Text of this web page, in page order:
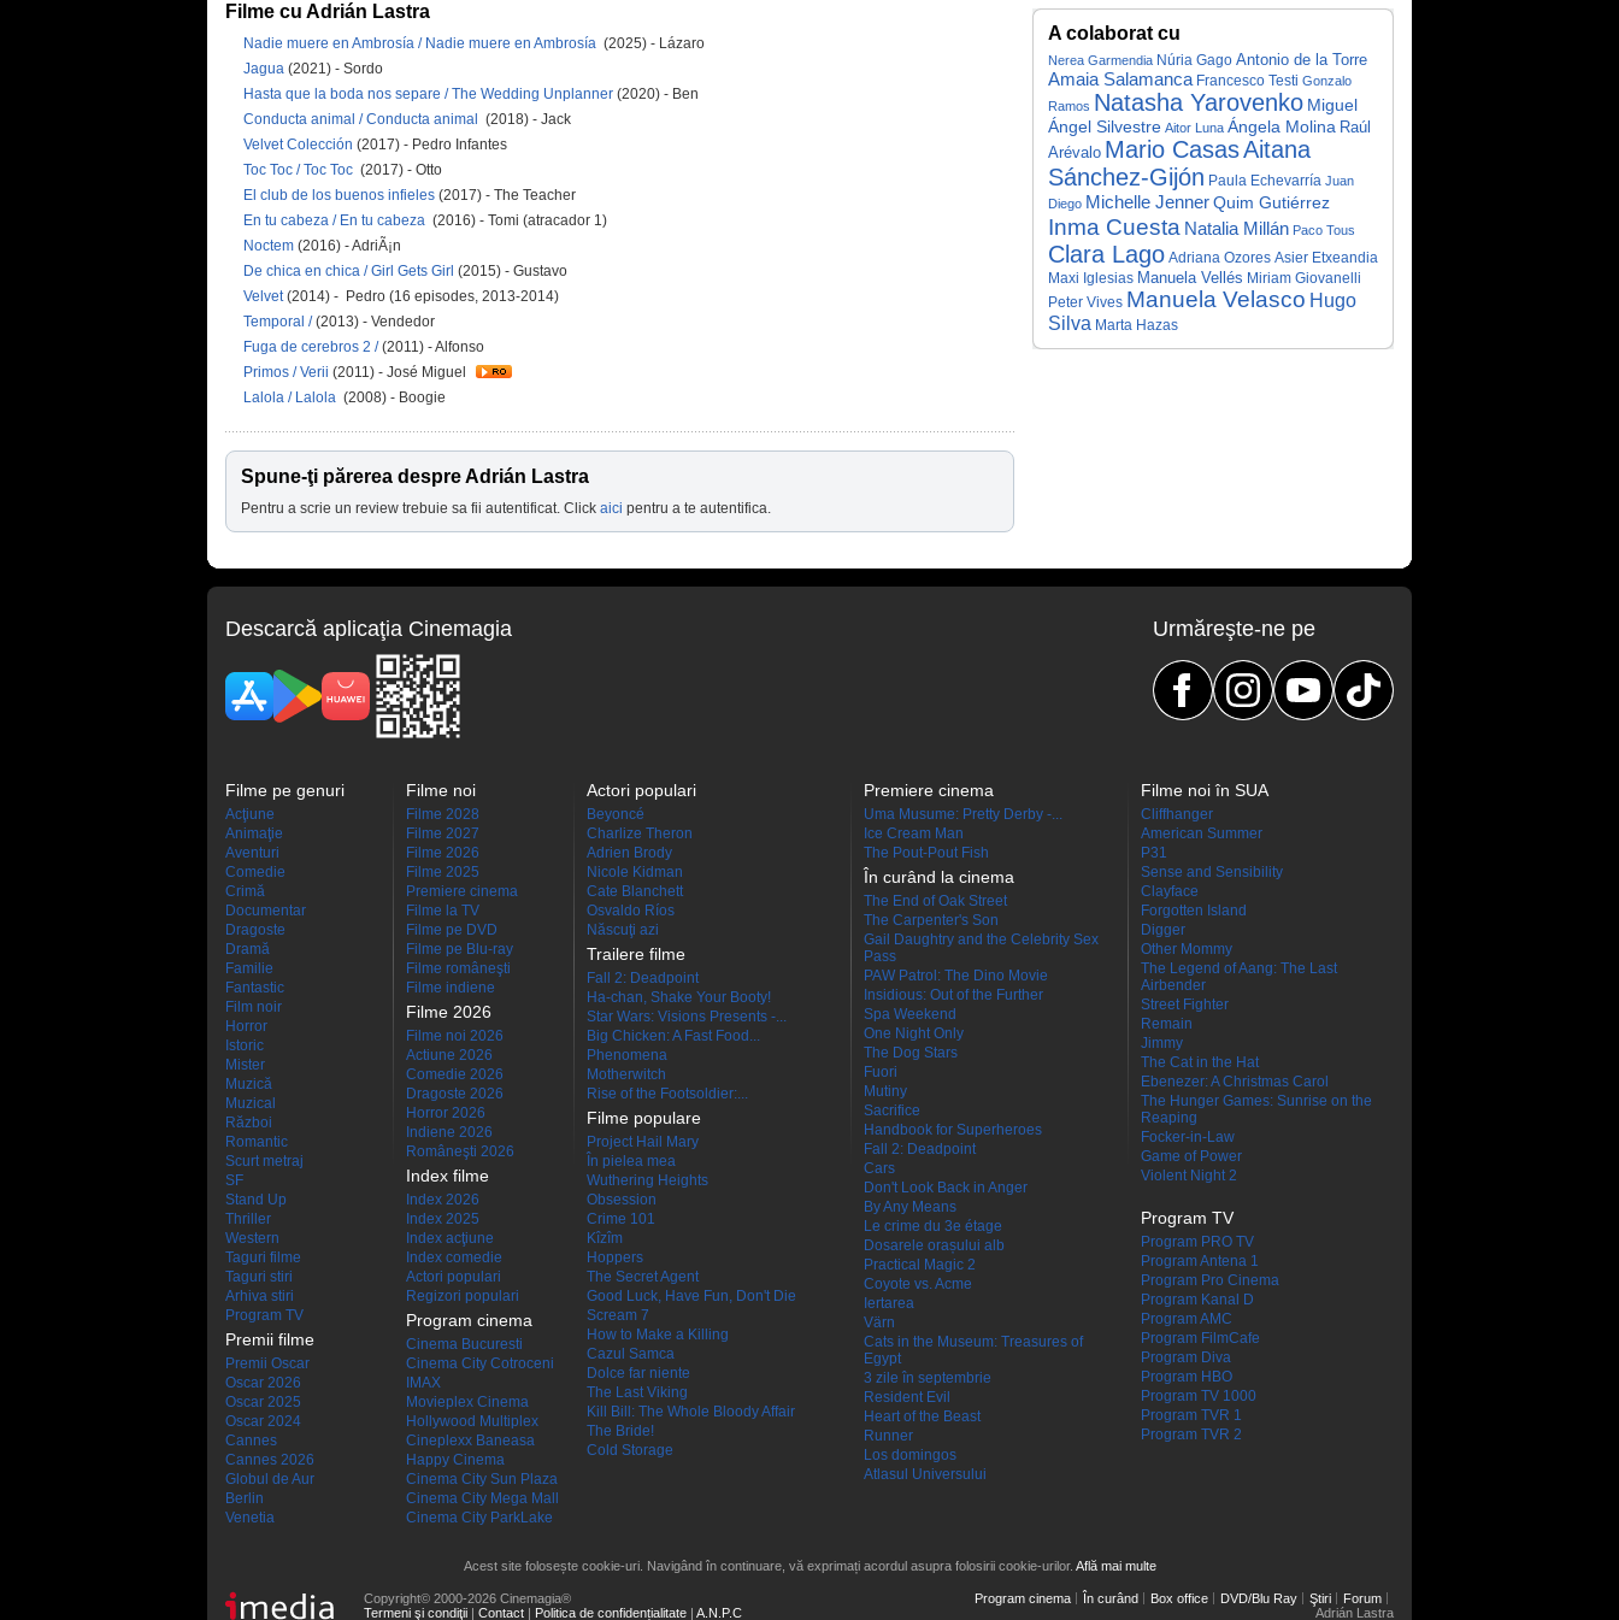
Filme cu Adrián Lastra
Nadie muere en Ambrosía / Nadie muere en Ambrosía (2025) - Lázaro
Jagua (2021) - Sordo
Hasta que la boda nos separe / The Wedding Unplanner (2020) - Ben
Conducta animal / Conducta animal
(2018) - Jack
Velvet Colección (2017) - Pedro Infantes
Toc Toc / Toc Toc (2017) - Otto
El club de los buenos infieles (2017) - The Teacher
En tu cabeza / En tu cabeza (2016) - Tomi (atracador 1)
Noctem (2016) - AdriÃ¡n
De chica en chica / Girl Gets Girl (2015) - Gustavo
Velvet(2014) - Pedro (16 episodes, 2013-2014)
Temporal /(2013) - Vendedor
Fuga de cerebros 2 /(2011) - Alfonso
Primos / Verii (2011) - José Miguel
Lalola / Lalola (2008) - Boogie
Spune-ţi părerea despre Adrián Lastra
Pentru a scrie un review trebuie sa fii autentificat. Click aici pentru a te autentifica.
A colaborat cu
Nerea Garmendia Núria Gago Antonio de la Torre
Amaia Salamanca Francesco Testi Gonzalo
Ramos Natasha Yarovenko Miguel
Ángel Silvestre Aitor Luna Ángela Molina Raúl
Arévalo Mario CasasAitana
Sánchez-Gijón Paula Echevarría Juan
Diego Michelle JennerQuim Gutiérrez
Inma Cuesta Natalia Millán Paco Tous
Clara Lago Adriana Ozores Asier Etxeandia
Maxi Iglesias Manuela Vellés Miriam Giovanelli
Peter Vives Manuela Velasco Hugo
Silva Marta Hazas
Descarcă aplicaţia Cinemagia Urmăreşte-ne pe
Filme pe genuri
Acţiune
Animaţie
Aventuri
Comedie
Crimă
Documentar
Dragoste
Dramă
Familie
Fantastic
Film noir
Horror
Istoric
Mister
Muzică
Muzical
Război
Romantic
Scurt metraj
SF
Stand Up
Thriller
Western
Taguri filme
Taguri stiri
Arhiva stiri
Program TV
Premii filme
Premii Oscar
Oscar 2026
Oscar 2025
Oscar 2024
Cannes
Cannes 2026
Globul de Aur
Berlin
Venetia
Filme noi
Filme 2028
Filme 2027
Filme 2026
Filme 2025
Premiere cinema
Filme la TV
Filme pe DVD
Filme pe Blu-ray
Filme româneşti
Filme indiene
Filme 2026
Filme noi 2026
Actiune 2026
Comedie 2026
Dragoste 2026
Horror 2026
Indiene 2026
Româneşti 2026
Index filme
Index 2026
Index 2025
Index acţiune
Index comedie
Actori populari
Regizori populari
Program cinema
Cinema Bucuresti
Cinema City Cotroceni
IMAX
Movieplex Cinema
Hollywood Multiplex
Cineplexx Baneasa
Happy Cinema
Cinema City Sun Plaza
Cinema City Mega Mall
Cinema City ParkLake
Actori populari
Beyoncé
Charlize Theron
Adrien Brody
Nicole Kidman
Cate Blanchett
Osvaldo Ríos
Născuţi azi
Trailere filme
Fall 2: Deadpoint
Ha-chan, Shake Your Booty!
Star Wars: Visions Presents -...
Big Chicken: A Fast Food...
Phenomena
Motherwitch
Rise of the Footsoldier:...
Filme populare
Project Hail Mary
În pielea mea
Wuthering Heights
Obsession
Crime 101
Kîzîm
Hoppers
The Secret Agent
Good Luck, Have Fun, Don't Die
Scream 7
How to Make a Killing
Cazul Samca
Dolce far niente
The Last Viking
Kill Bill: The Whole Bloody Affair
The Bride!
Cold Storage
Premiere cinema
Uma Musume: Pretty Derby -...
Ice Cream Man
The Pout-Pout Fish
În curând la cinema
The End of Oak Street
The Carpenter's Son
Gail Daughtry and the Celebrity Sex
Pass
PAW Patrol: The Dino Movie
Insidious: Out of the Further
Spa Weekend
One Night Only
The Dog Stars
Fuori
Mutiny
Sacrifice
Handbook for Superheroes
Fall 2: Deadpoint
Cars
Don't Look Back in Anger
By Any Means
Le crime du 3e étage
Dosarele orașului alb
Practical Magic 2
Coyote vs. Acme
Iertarea
Värn
Cats in the Museum: Treasures of
Egypt
3 zile în septembrie
Resident Evil
Heart of the Beast
Runner
Los domingos
Atlasul Universului
Filme noi în SUA
Cliffhanger
American Summer
P31
Sense and Sensibility
Clayface
Forgotten Island
Digger
Other Mommy
The Legend of Aang: The Last
Airbender
Street Fighter
Remain
Jimmy
The Cat in the Hat
Ebenezer: A Christmas Carol
The Hunger Games: Sunrise on the
Reaping
Focker-in-Law
Game of Power
Violent Night 2
Program TV
Program PRO TV
Program Antena 1
Program Pro Cinema
Program Kanal D
Program AMC
Program FilmCafe
Program Diva
Program HBO
Program TV 1000
Program TVR 1
Program TVR 2
Acest site folosește cookie-uri. Navigând în continuare, vă exprimați acordul asupra folosirii cookie-urilor. Află mai multe
Copyright© 2000-2026 Cinemagia®
Termeni şi condiţii
Contact Politica de confidențialitate A.N.P.C
Program cinema În curând Box office DVD/Blu Ray Ştiri
Forum
Adrián Lastra